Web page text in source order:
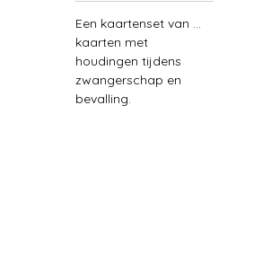
Een kaartenset van ...
kaarten met
houdingen tijdens
zwangerschap en
bevalling.